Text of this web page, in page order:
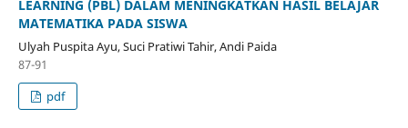
LEARNING (PBL) DALAM MENINGKATKAN HASIL BELAJAR
MATEMATIKA PADA SISWA
Ulyah Puspita Ayu, Suci Pratiwi Tahir, Andi Paida
87-91
pdf